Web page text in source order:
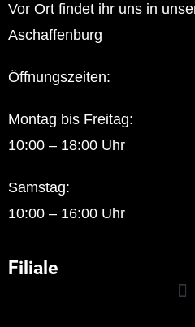
Vor Ort findet ihr uns in
Aschaffenburg
Öffnungszeiten:
Montag bis Freitag:
10:00 – 18:00 Uhr
Samstag:
10:00 – 16:00 Uhr
Filiale